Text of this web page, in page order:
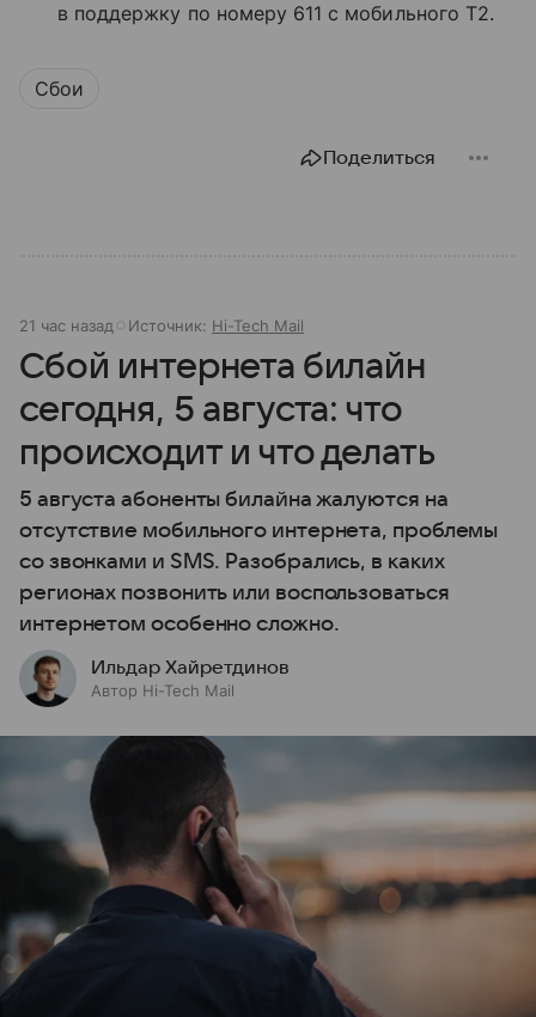
в поддержку по номеру 611 с мобильного T2.
Сбои
Поделиться
21 час назад Источник: Hi-Tech Mail
Сбой интернета билайн
сегодня, 5 августа: что
происходит и что делать
5 августа абоненты билайна жалуются на
отсутствие мобильного интернета, проблемы
со звонками и SMS. Разобрались, в каких
регионах позвонить или воспользоваться
интернетом особенно сложно.
Ильдар Хайретдинов
Автор Hi-Tech Mail